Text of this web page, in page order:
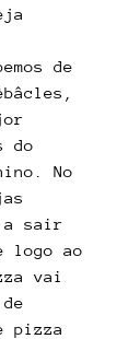
de
do
No
a sair
logo ao
vai
pizza